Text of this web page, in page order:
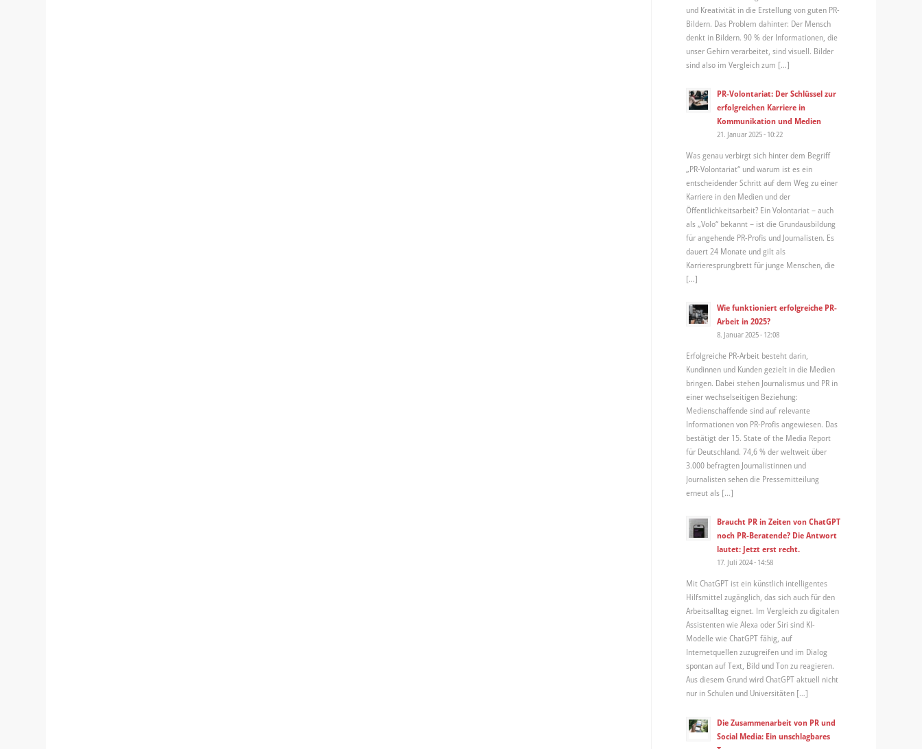
und Kreativität in die Erstellung von guten PR-
Bildern. Das Problem dahinter: Der Mensch
denkt in Bildern. 90 % der Informationen, die
unser Gehirn verarbeitet, sind visuell. Bilder
sind also im Vergleich zum […]
PR-Volontariat: Der Schlüssel zur
erfolgreichen Karriere in
Kommunikation und Medien
21. Januar 2025 - 10:22
Was genau verbirgt sich hinter dem Begriff
„PR-Volontariat“ und warum ist es ein
entscheidender Schritt auf dem Weg zu einer
Karriere in den Medien und der
Öffentlichkeitsarbeit? Ein Volontariat – auch
als „Volo“ bekannt – ist die Grundausbildung
für angehende PR-Profis und Journalisten. Es
dauert 24 Monate und gilt als
Karrieresprungbrett für junge Menschen, die
[…]
Wie funktioniert erfolgreiche PR-
Arbeit in 2025?
8. Januar 2025 - 12:08
Erfolgreiche PR-Arbeit besteht darin,
Kundinnen und Kunden gezielt in die Medien
bringen. Dabei stehen Journalismus und PR in
einer wechselseitigen Beziehung:
Medienschaffende sind auf relevante
Informationen von PR-Profis angewiesen. Das
bestätigt der 15. State of the Media Report
für Deutschland. 74,6 % der weltweit über
3.000 befragten Journalistinnen und
Journalisten sehen die Pressemitteilung
erneut als […]
Braucht PR in Zeiten von ChatGPT
noch PR-Beratende? Die Antwort
lautet: Jetzt erst recht.
17. Juli 2024 - 14:58
Mit ChatGPT ist ein künstlich intelligentes
Hilfsmittel zugänglich, das sich auch für den
Arbeitsalltag eignet. Im Vergleich zu digitalen
Assistenten wie Alexa oder Siri sind KI-
Modelle wie ChatGPT fähig, auf
Internetquellen zuzugreifen und im Dialog
spontan auf Text, Bild und Ton zu reagieren.
Aus diesem Grund wird ChatGPT aktuell nicht
nur in Schulen und Universitäten […]
Die Zusammenarbeit von PR und
Social Media: Ein unschlagbares